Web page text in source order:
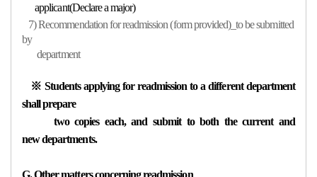
applicant(Declare a major)
7) Recommendation for readmission (form provided)_to be submitted
by
department
※ Students applying for readmission to a different department
shall prepare
two copies each, and submit to both the current and
new departments.